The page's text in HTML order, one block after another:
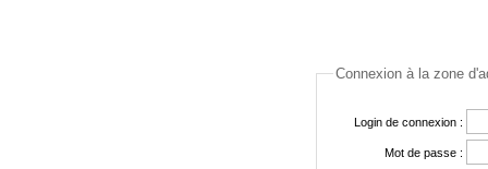
Connexion à la zone
Login de connexion :
Mot de passe :